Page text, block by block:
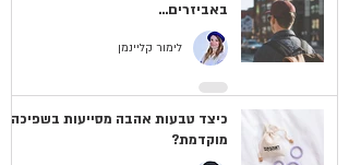
באביזרים...
לימור קליינמן
כיצד טבעות אהבה מסייעות בשפיכה
מוקדמת?